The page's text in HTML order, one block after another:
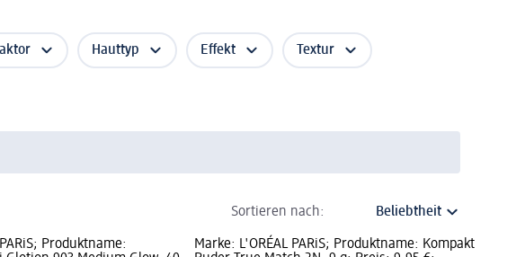
Hauttyp Effekt Textur
Sortieren nach:
Produktname:
Marke: L'ORÉAL PARiS; Produktname: Kompakt